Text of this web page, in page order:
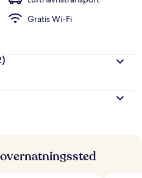
Gratis Wi-Fi